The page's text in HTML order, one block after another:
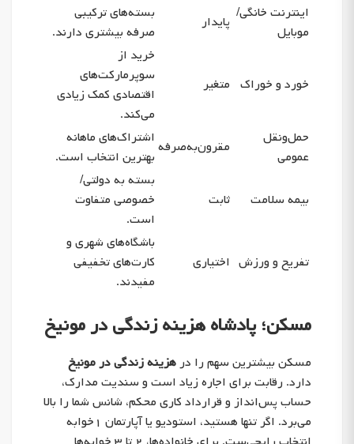
اینترنت خانگی/
موبایل
پایدار
بسته‌های ترکیبی
صرفه بیشتری دارند.
خورد و خوراک متغیر
خرید از
سوپرمارکت‌های
اقتصادی کمک زیادی
می‌کند.
حمل‌ونقل
عمومی
مقرون‌به‌صرفه اشتراک‌های ماهانه
بهترین انتخاب است.
بیمه سلامت ثابت
بسته به دولتی/
خصوصی متفاوت
است.
تفریح و ورزش اختیاری
باشگاه‌های شهری و
کارت‌های تخفیفی
مفیدند.
مسکن؛ پادشاه هزینه زندگی در مونیخ
مسکن بیشترین سهم را در هزینه زندگی در مونیخ
دارد. رقابت برای اجاره زیاد است و سندیت مدارک،
حساب پس‌انداز و قرارداد کاری محکم، شانس شما را بالا
می‌برد. اگر تنها هستید، استودیو یا آپارتمان ۱خوابه